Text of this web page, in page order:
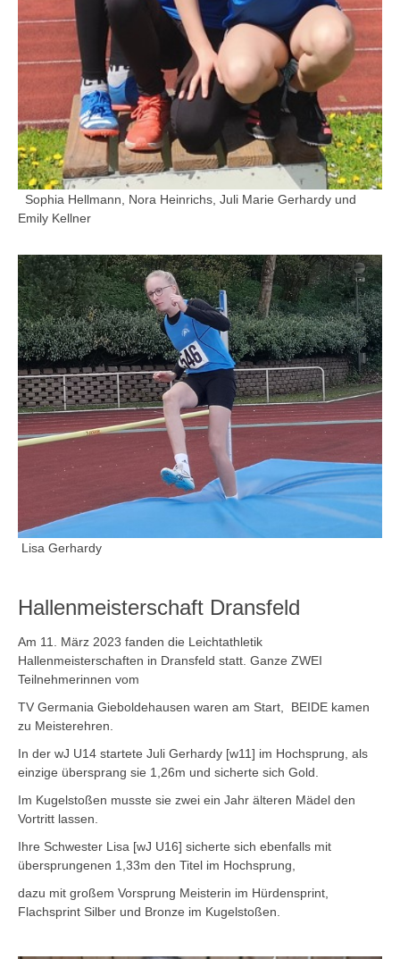
Sophia Hellmann, Nora Heinrichs, Juli Marie Gerhardy und
Emily Kellner
Lisa Gerhardy
Hallenmeisterschaft Dransfeld
Am 11. März 2023 fanden die Leichtathletik
Hallenmeisterschaften in Dransfeld statt. Ganze ZWEI
Teilnehmerinnen vom
TV Germania Gieboldehausen waren am Start, BEIDE kamen
zu Meisterehren.
In der wJ U14 startete Juli Gerhardy [w11] im Hochsprung, als
einzige übersprang sie 1,26m und sicherte sich Gold.
Im Kugelstoßen musste sie zwei ein Jahr älteren Mädel den
Vortritt lassen.
Ihre Schwester Lisa [wJ U16] sicherte sich ebenfalls mit
übersprungenen 1,33m den Titel im Hochsprung,
dazu mit großem Vorsprung Meisterin im Hürdensprint,
Flachsprint Silber und Bronze im Kugelstoßen.